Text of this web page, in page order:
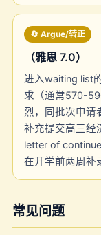
🔄 Argue/转正
（雅思 7.0）
进入waiting list
求（通常570-
烈，同批次申请
补充提交高三经
letter of
在开学前两周补
常见问题